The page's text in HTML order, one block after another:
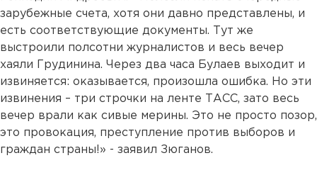
зарубежные счета, хотя они давно представлены, и
есть соответствующие документы. Тут же
выстроили полсотни журналистов и весь вечер
хаяли Грудинина. Через два часа Булаев выходит и
извиняется: оказывается, произошла ошибка. Но эти
извинения – три строчки на ленте ТАСС, зато весь
вечер врали как сивые мерины. Это не просто позор,
это провокация, преступление против выборов и
граждан страны!» - заявил Зюганов.